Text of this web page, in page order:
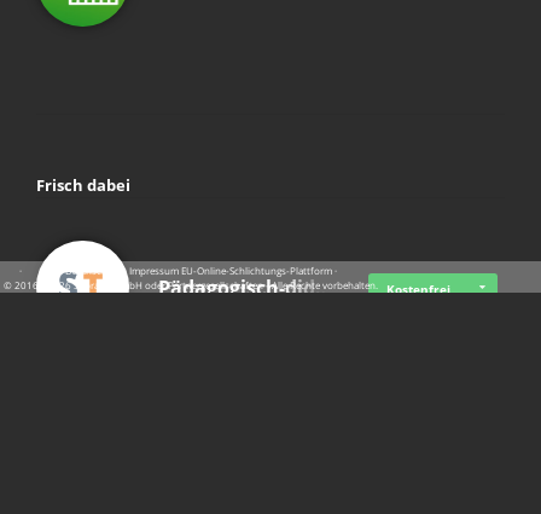
Frisch dabei
Pädagogisch-did… Kostenfrei
· · ·Datenschutz ·Impressum EU-Online-Schlichtungs-Plattform·
© 2016 - 2026 SupraTix GmbH oder Partnergesellschaften - Alle Rechte vorbehalten.